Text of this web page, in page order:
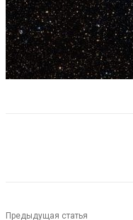
Предыдущая статья